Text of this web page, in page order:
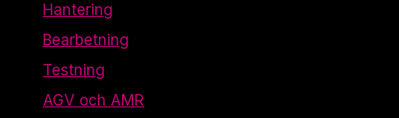
Hantering
Bearbetning
Testning
AGV och AMR